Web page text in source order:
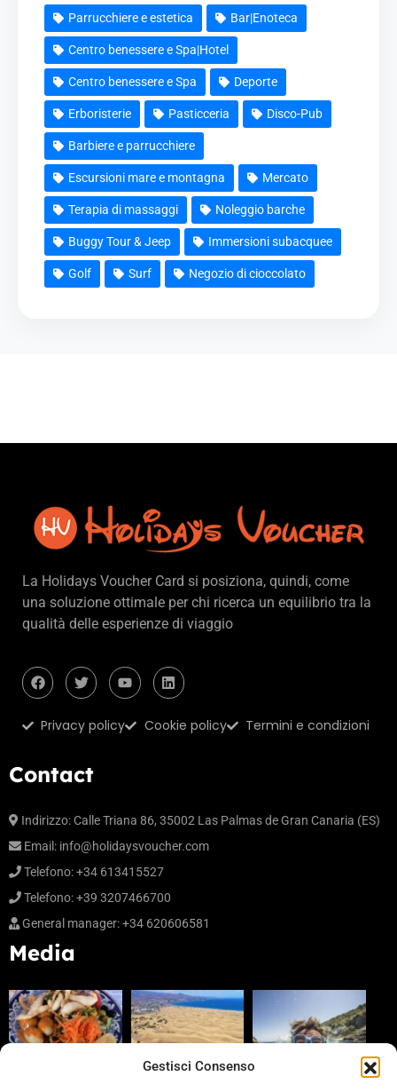
Gestisci Consenso
Parrucchiere e estetica Bar|Enoteca
Centro benessere e Spa|Hotel
Centro benessere e Spa Deporte
Erboristerie Pasticceria Disco-Pub
Barbiere e parrucchiere
Escursioni mare e montagna Mercato
Terapia di massaggi Noleggio barche
Buggy Tour & Jeep Immersioni subacquee
Golf Surf Negozio di cioccolato
La Holidays Voucher Card si posiziona, quindi, come
una soluzione ottimale per chi ricerca un equilibrio tra la
qualità delle esperienze di viaggio
Privacy policy Cookie policy Termini e condizioni
Contact
Indirizzo: Calle Triana 86, 35002 Las Palmas de Gran Canaria (ES)
Email: info@holidaysvoucher.com
Telefono: +34 613415527
Telefono: +39 3207466700
General manager: +34 620606581
Media